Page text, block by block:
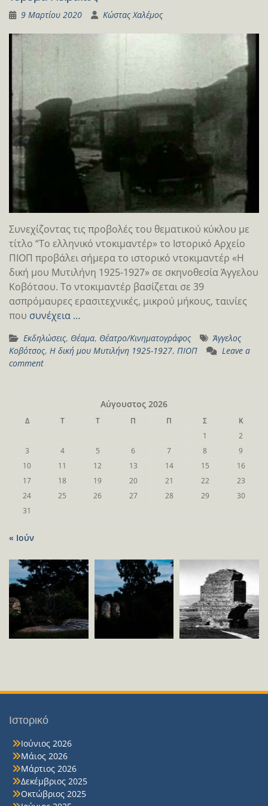
9 Μαρτίου 2020 Κώστας Χαλέμος
Συνεχίζοντας τις προβολές του θεματικού κύκλου με
τίτλο “Το ελληνικό ντοκιμαντέρ» το Ιστορικό Αρχείο
ΠΙΟΠ προβάλει σήμερα το ιστορικό ντοκιμαντέρ «Η
δική μου Μυτιλήνη 1925-1927» σε σκηνοθεσία Άγγελου
Κοβότσου. Το ντοκιμαντέρ βασίζεται σε 39
ασπρόμαυρες ερασιτεχνικές, μικρού μήκους, ταινίες
που συνέχεια …
Εκδηλώσεις, Θέαμα, Θέατρο/Κινηματογράφος
Άγγελος
Κοβότσος, Η δική μου Μυτιλήνη 1925-1927, ΠΙΟΠ
Leave a
comment
Αύγουστος 2026
Δ Τ Τ Π Π Σ
Κ
1
2
3
4 5 6 7 8
9
10
11 12 13 14 15
16
17
18 19 20 21 22
23
24
25 26 27 28 29
30
31
« Ιούν
Ιστορικό
Ιούνιος 2026
Μάιος 2026
Μάρτιος 2026
Δεκέμβριος 2025
Οκτώβριος 2025